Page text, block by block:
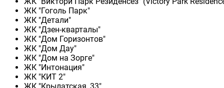
ЖК "Гоголь Парк"
ЖК "Детали"
ЖК "Дзен-кварталы"
ЖК "Дом Горизонтов"
ЖК "Дом Дау"
ЖК "Дом на Зорге"
ЖК "Интонация"
ЖК "КИТ 2"